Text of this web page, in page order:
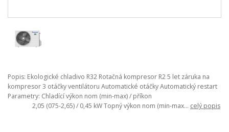
Popis: Ekologické chladivo R32 Rotačná kompresor R2 5 let záruka na
kompresor 3 otáčky ventilátoru Automatické otáčky Automatický restart
Parametry: Chladící výkon nom (min-max) / příkon
2,05 (075-2,65) / 0,45 kW Topný výkon nom (min-max... celý popis